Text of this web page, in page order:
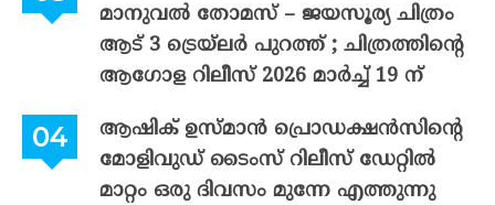
മാനുവൽ തോമസ് – ജയസൂര്യ ചിത്രം
ആട് 3 ട്രെയ്‌ലർ പുറത്ത് ; ചിത്രത്തിന്റെ
ആഗോള റിലീസ് 2026 മാർച്ച് 19 ന്
ആഷിക് ഉസ്മാൻ പ്രൊഡക്ഷൻസിന്റെ
മോളിവുഡ് ടൈംസ് റിലീസ് ഡേറ്റിൽ
മാറ്റം ഒരു ദിവസം മുന്നേ എത്തുന്നു